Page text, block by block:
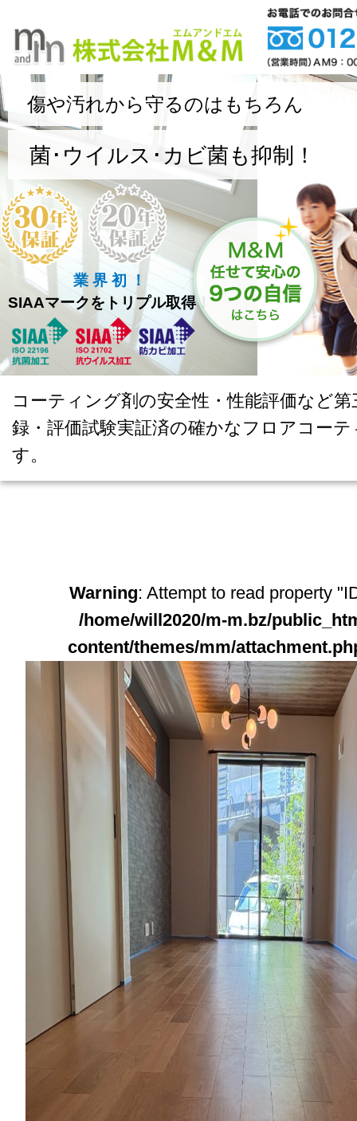
傷や汚れから守るのはもちろん
菌･ウイルス･カビ菌も抑制！
業 界 初 ！
SIAAマークをトリプル取得！
コーティング剤の安全性・性能評価など
録・評価試験実証済の確かなフロアコー
す。
Warning: Attempt to read property
/home/will2020/m-m.bz/
content/themes/mm/